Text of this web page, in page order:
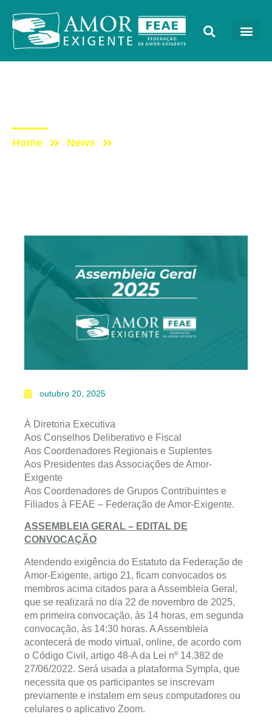
Home News
outubro 20, 2025
À Diretoria Executiva
Aos Conselhos Deliberativo e Fiscal
Aos Coordenadores Regionais e Suplentes
Aos Presidentes das Associações de Amor-
Exigente
Aos Coordenadores de Grupos Contribuintes e
Filiados à FEAE – Federação de Amor-Exigente.
ASSEMBLEIA GERAL – EDITAL DE
CONVOCAÇÃO
Atendendo exigência do Estatuto da Federação de
Amor-Exigente, artigo 21, ficam convocados os
membros acima citados para a Assembleia Geral,
que se realizará no dia 22 de novembro de 2025,
em primeira convocação, às 14 horas, em segunda
convocação, às 14:30 horas. A Assembleia
acontecerá de modo virtual, online, de acordo com
o Código Civil, artigo 48-A da Lei nº 14.382 de
27/06/2022. Será usada a plataforma Sympla, que
necessita que os participantes se inscrevam
previamente e instalem em seus computadores ou
celulares o aplicativo Zoom.